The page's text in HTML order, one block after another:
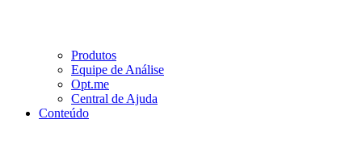
Produtos
Equipe de Análise
Opt.me
Central de Ajuda
Conteúdo